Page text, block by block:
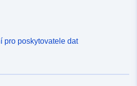
pro poskytovatele dat